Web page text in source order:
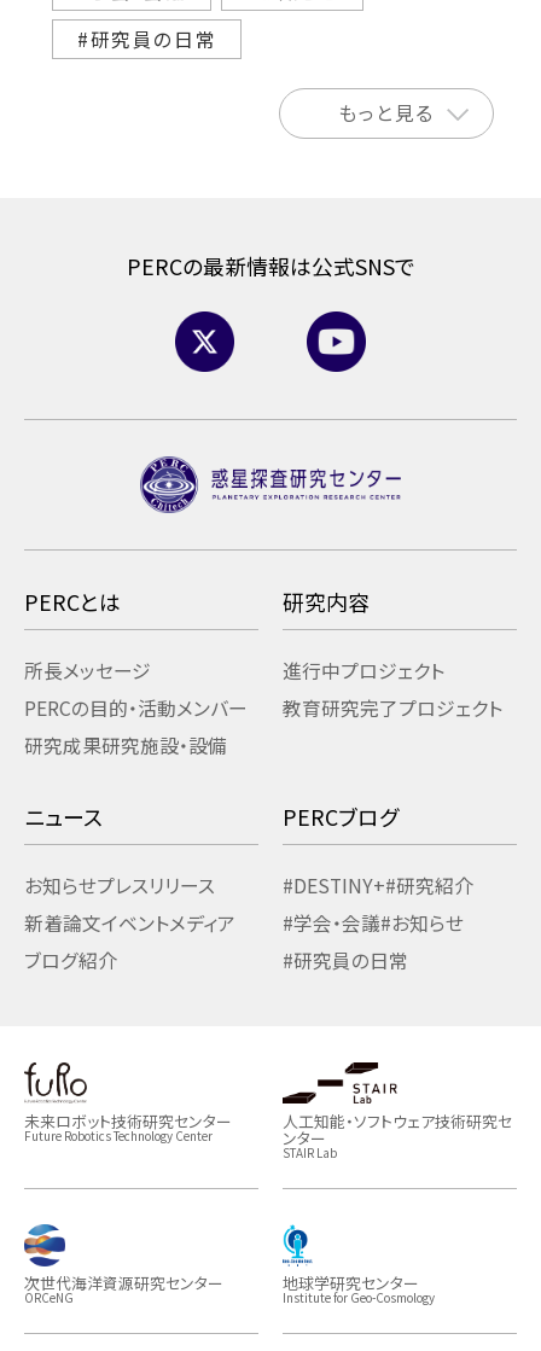
#研究員の日常
もっと見る
PERCの最新情報は公式SNSで
PERCとは
所長メッセージ
PERCの目的・活動メンバー
研究成果研究施設・設備
研究内容
進行中プロジェクト
教育研究完了プロジェクト
ニュース
お知らせプレスリリース
新着論文イベントメディア
ブログ紹介
PERCブログ
#DESTINY+#研究紹介
#学会・会議#お知らせ
#研究員の日常
未来ロボット技術研究センター
Future Robotics Technology Center
人工知能・ソフトウェア技術研究セ
ンター
STAIR Lab
次世代海洋資源研究センター
ORCeNG
地球学研究センター
Institute for Geo-Cosmology